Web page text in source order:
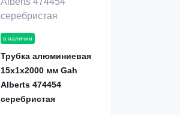
в наличии
Трубка алюминиевая
15х1х2000 мм Gah
Alberts 474454
серебристая